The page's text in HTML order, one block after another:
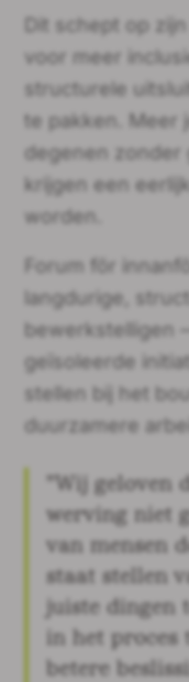
Dit schept op
voor meer
structurele
te pakken. Meer
degenen zonder
krijgen een
worden.
Forum för
langdurige,
bewerkstelligen
geïsoleerde
stellen bij het
duurzamere
"Wij geloven
werving niet
van mensen
staat stellen
juiste dingen
in het proces
betere